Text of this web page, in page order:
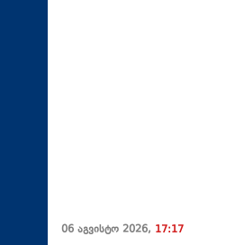
06 აგვისტო 2026, 17:17